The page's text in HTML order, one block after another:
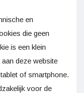
en
die geen
is een klein
deze website
of smartphone.
voor de